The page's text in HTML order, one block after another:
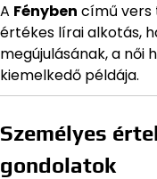
A Fényben című vers
értékes lírai alkotás,
megújulásának, a női
kiemelkedő példája.
Személyes
gondolatok